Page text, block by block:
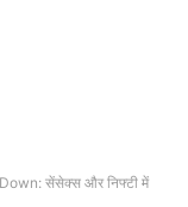
सेंसेक्स और निफ्टी में